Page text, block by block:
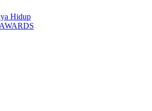
Hidup